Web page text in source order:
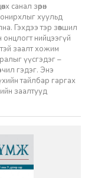
санал зөрөн
хуульд
Гэхдээ тэр зөвшил
нийцээгүй
заалт хожим
үүсгэдэг –
гэдэг. Энэ
тайлбар гаргах
заалтууд